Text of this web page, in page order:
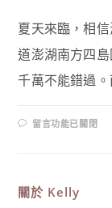
夏天來臨，相
道澎湖南方四
千萬不能錯過
在
〈澎
島
3
留言功能已關閉
關於 Kelly